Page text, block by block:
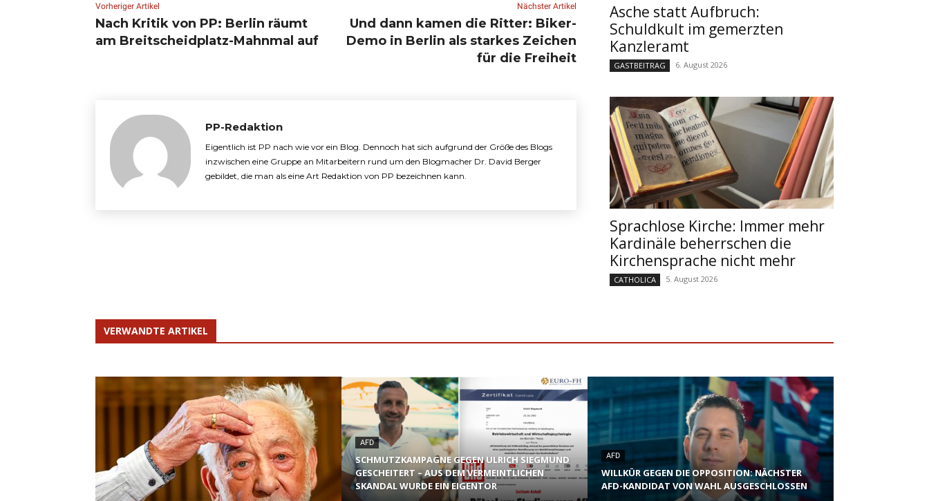
Vorheriger Artikel
Nach Kritik von PP: Berlin räumt
am Breitscheidplatz-Mahnmal auf
Nächster Artikel
Und dann kamen die Ritter: Biker-
Demo in Berlin als starkes Zeichen
für die Freiheit
PP-Redaktion
Eigentlich ist PP nach wie vor ein Blog. Dennoch hat sich aufgrund der Größe des Blogs
inzwischen eine Gruppe an Mitarbeitern rund um den Blogmacher Dr. David Berger
gebildet, die man als eine Art Redaktion von PP bezeichnen kann.
Asche statt Aufbruch:
Schuldkult im gemerzten
Kanzleramt
GASTBEITRAG 6. August 2026
Sprachlose Kirche: Immer mehr
Kardinäle beherrschen die
Kirchensprache nicht mehr
CATHOLICA 5. August 2026
VERWANDTE ARTIKEL
AFD
SCHMUTZKAMPAGNE GEGEN ULRICH SIEGMUND
GESCHEITERT – AUS DEM VERMEINTLICHEN
SKANDAL WURDE EIN EIGENTOR
AFD
WILLKÜR GEGEN DIE OPPOSITION: NÄCHSTER
AFD-KANDIDAT VON WAHL AUSGESCHLOSSEN